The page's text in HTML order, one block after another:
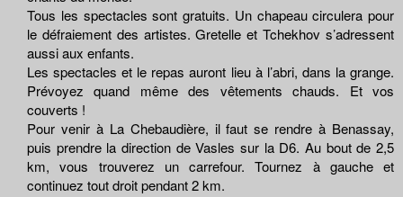
Tous les spectacles sont gratuits. Un chapeau circulera pour
le défraiement des artistes. Gretelle et Tchekhov s’adressent
aussi aux enfants.
Les spectacles et le repas auront lieu à l’abri, dans la grange.
Prévoyez quand même des vêtements chauds. Et vos
couverts !
Pour venir à La Chebaudière, il faut se rendre à Benassay,
puis prendre la direction de Vasles sur la D6. Au bout de 2,5
km, vous trouverez un carrefour. Tournez à gauche et
continuez tout droit pendant 2 km.